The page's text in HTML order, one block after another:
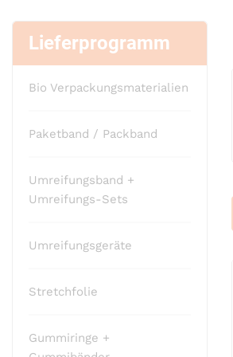
Lieferprogramm
Bio Verpackungsmaterialien
Paketband / Packband
Umreifungsband +
Umreifungs-Sets
Umreifungsgeräte
Stretchfolie
Gummiringe +